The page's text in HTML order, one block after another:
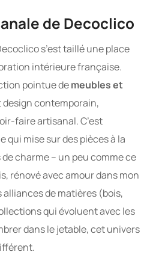
de Decoclico
s’est taillé une place
intérieure française.
pointue demeubles et
contemporain,
faire artisanal. C’est
qui mise sur des pièces à la
charme – un peu comme ce
rénové avec amour dans mon
alliances de matières (bois,
qui évoluent avec les
dans le jetable, cet univers